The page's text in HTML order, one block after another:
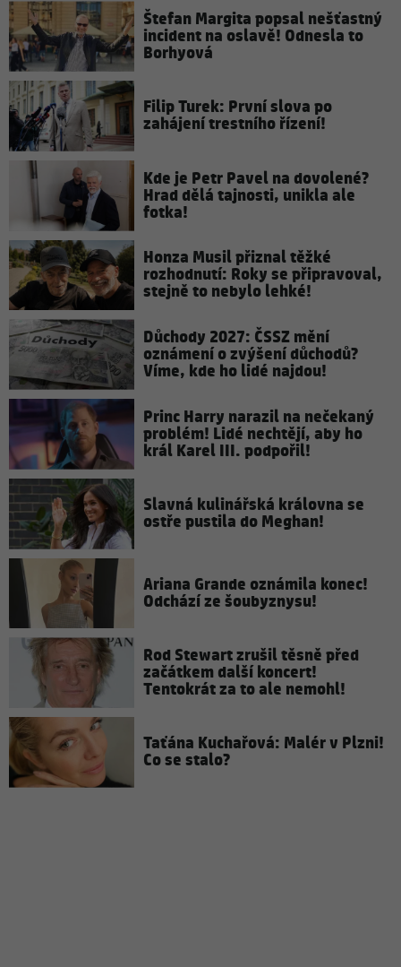
Štefan Margita popsal nešťastný
incident na oslavě! Odnesla to
Borhyová
Filip Turek: První slova po
zahájení trestního řízení!
Kde je Petr Pavel na dovolené?
Hrad dělá tajnosti, unikla ale
fotka!
Honza Musil přiznal těžké
rozhodnutí: Roky se připravoval,
stejně to nebylo lehké!
Důchody 2027: ČSSZ mění
oznámení o zvýšení důchodů?
Víme, kde ho lidé najdou!
Princ Harry narazil na nečekaný
problém! Lidé nechtějí, aby ho
král Karel III. podpořil!
Slavná kulinářská královna se
ostře pustila do Meghan!
Ariana Grande oznámila konec!
Odchází ze šoubyznysu!
Rod Stewart zrušil těsně před
začátkem další koncert!
Tentokrát za to ale nemohl!
Taťána Kuchařová: Malér v Plzni!
Co se stalo?